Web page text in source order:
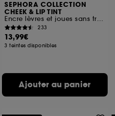
SEPHORA COLLECTION
CHEEK & LIP TINT
Encre lèvres et joues sans transfert
233
13,99€
3 teintes disponibles
Ajouter au panier